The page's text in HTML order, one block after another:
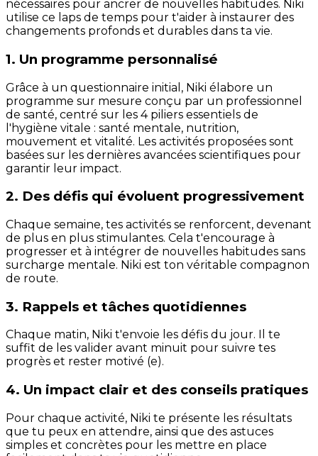
nécessaires pour ancrer de nouvelles habitudes. Niki
utilise ce laps de temps pour t'aider à instaurer des
changements profonds et durables dans ta vie.
1. Un programme personnalisé
Grâce à un questionnaire initial, Niki élabore un
programme sur mesure conçu par un professionnel
de santé, centré sur les 4 piliers essentiels de
l'hygiène vitale : santé mentale, nutrition,
mouvement et vitalité. Les activités proposées sont
basées sur les dernières avancées scientifiques pour
garantir leur impact.
2. Des défis qui évoluent progressivement
Chaque semaine, tes activités se renforcent, devenant
de plus en plus stimulantes. Cela t'encourage à
progresser et à intégrer de nouvelles habitudes sans
surcharge mentale. Niki est ton véritable compagnon
de route.
3. Rappels et tâches quotidiennes
Chaque matin, Niki t'envoie les défis du jour. Il te
suffit de les valider avant minuit pour suivre tes
progrès et rester motivé (e).
4. Un impact clair et des conseils pratiques
Pour chaque activité, Niki te présente les résultats
que tu peux en attendre, ainsi que des astuces
simples et concrètes pour les mettre en place